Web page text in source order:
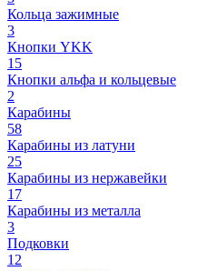
Кольца зажимные
3
Кнопки YKK
15
Кнопки альфа и кольцевые
2
Карабины
58
Карабины из латуни
25
Карабины из нержавейки
17
Карабины из металла
3
Подковки
12